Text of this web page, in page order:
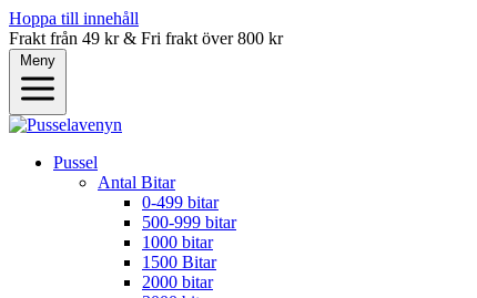
Hoppa till innehåll
Frakt från 49 kr & Fri frakt över 800 kr
Meny
Pussel
Antal Bitar
0-499 bitar
500-999 bitar
1000 bitar
1500 Bitar
2000 bitar